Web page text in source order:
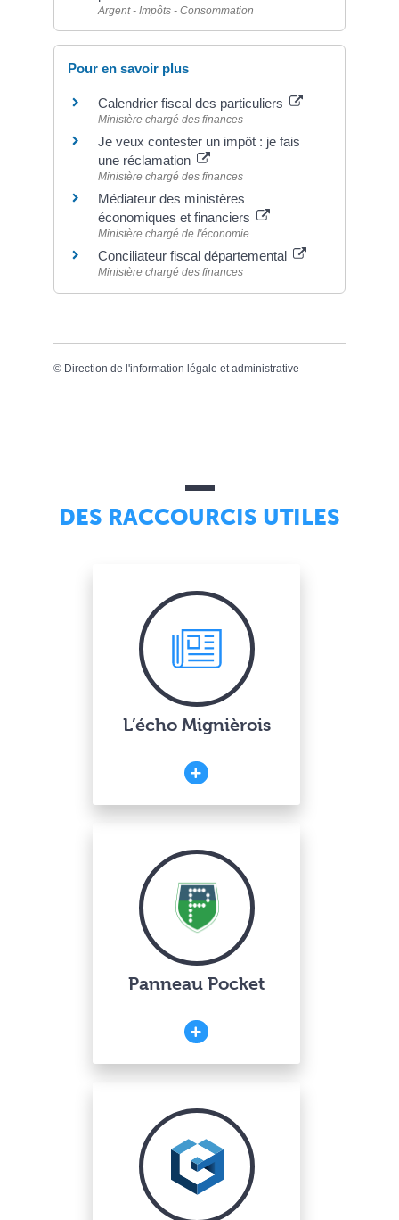
Argent - Impôts - Consommation
Pour en savoir plus
Calendrier fiscal des particuliers
Ministère chargé des finances
Je veux contester un impôt : je fais
une réclamation
Ministère chargé des finances
Médiateur des ministères
économiques et financiers
Ministère chargé de l'économie
Conciliateur fiscal départemental
Ministère chargé des finances
© Direction de l'information légale et administrative
DES RACCOURCIS UTILES
L’écho Mignièrois
Panneau Pocket